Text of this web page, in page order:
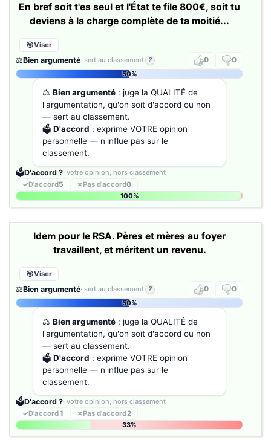
En bref soit t'es seul et l'État te file 800€, soit tu
deviens à la charge complète de ta moitié...
Viser
⚖️Bien argumenté· sert au classement ? 0
0
50%
⚖️ Bien argumenté : juge la QUALITÉ de
l'argumentation, qu'on soit d'accord ou non
— sert au classement.
🗳️ D'accord : exprime VOTRE opinion
personnelle — n'influe pas sur le
classement.
🗳️D'accord ?· votre opinion, hors classement
✓D'accord5 ✗Pas d'accord0
100%
Idem pour le RSA. Pères et mères au foyer
travaillent, et méritent un revenu.
Viser
⚖️Bien argumenté· sert au classement ? 0
0
50%
⚖️ Bien argumenté : juge la QUALITÉ de
l'argumentation, qu'on soit d'accord ou non
— sert au classement.
🗳️ D'accord : exprime VOTRE opinion
personnelle — n'influe pas sur le
classement.
🗳️D'accord ?· votre opinion, hors classement
✓D'accord1 ✗Pas d'accord2
33%